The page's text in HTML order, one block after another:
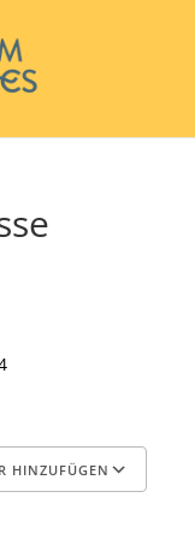
HINZUFÜGEN